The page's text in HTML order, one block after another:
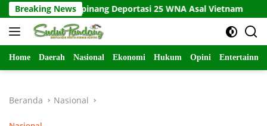
Langsung
ke
konten
Breaking NewsDeportasi 25 WNA Asal Vietnam
Home Daerah Nasional Ekonomi Hukum Opini
Beranda Nasional